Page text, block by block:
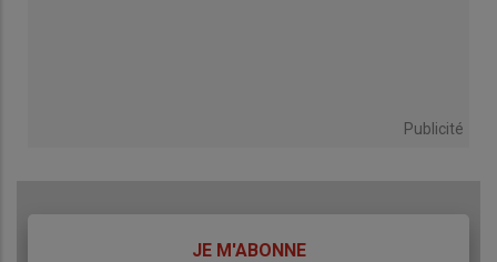
Publicité
JE M'ABONNE